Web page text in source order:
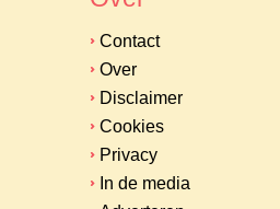
Contact
Over
Disclaimer
Cookies
Privacy
In de media